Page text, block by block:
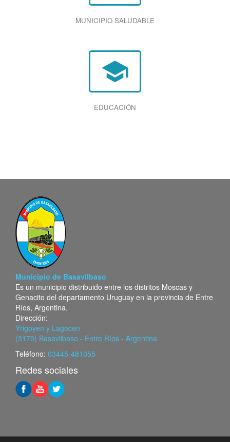
MUNICIPIO SALUDABLE
school
EDUCACIÓN
Municipio de Basavilbaso
Es un municipio distribuido entre los distritos Moscas y
Genacito del departamento Uruguay en la provincia de Entre
Ríos, Argentina.
Dirección:
Yrigoyen y Lagocen
(3170) Basavilbaso - Entre Ríos - Argentina
Teléfono: 03445-481055
Redes sociales